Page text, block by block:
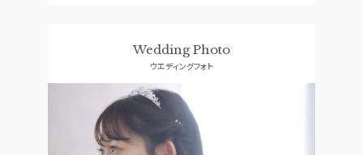
アクセス
GUEST
よくあるご質問
SUPPORT
お手伝い
Wedding Photo
ウエディングフォト